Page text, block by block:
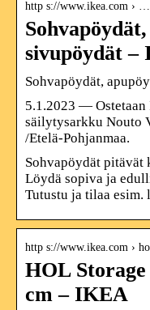
http s://www.ikea.com ›
sivupöydät –
Sohvapöydät,
5.1.2023 —
säilytysarkku Nouto
/Etelä-Pohjanmaa.
Sohvapöydät pitävät
Löydä sopiva ja
Tutustu ja tilaa esim.
http s://www.ikea.com ›
HOL Storage
cm – IKEA